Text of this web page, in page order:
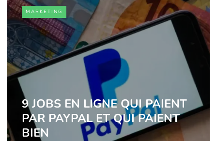
MARKETING
9 JOBS EN LIGNE QUI PAIENT
PAR PAYPAL ET QUI PAIENT
BIEN